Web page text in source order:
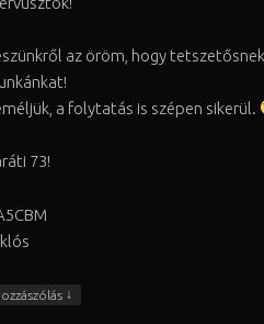
az öröm, hogy
a folytatás is szépen sikerül.
73!
↓